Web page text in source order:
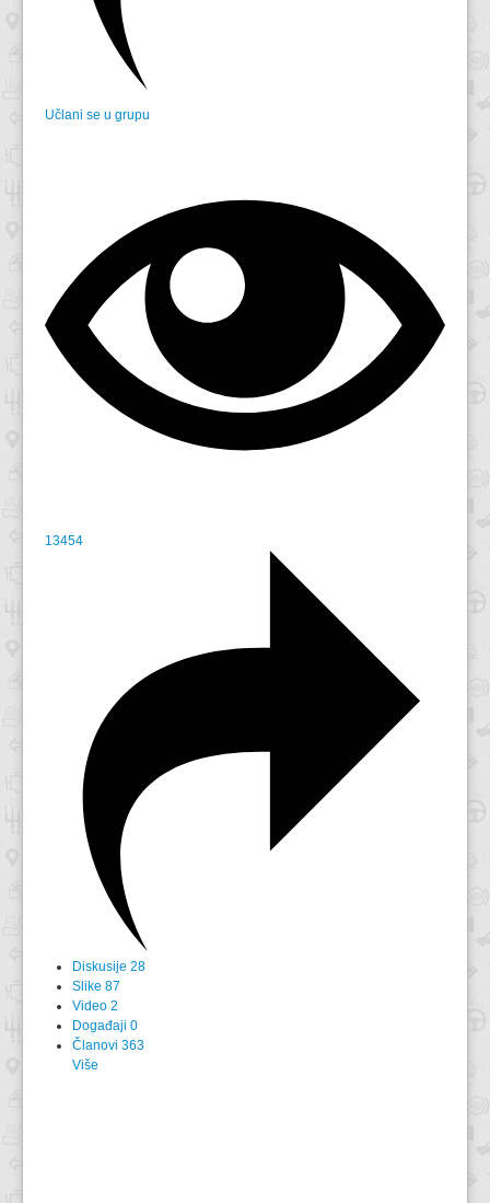
Učlani se u grupu
13454
Diskusije 28
Slike 87
Video 2
Događaji 0
Članovi 363
Više